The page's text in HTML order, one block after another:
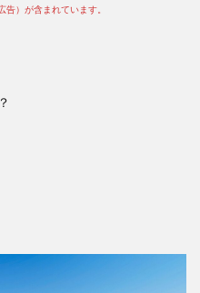
）が含まれています。